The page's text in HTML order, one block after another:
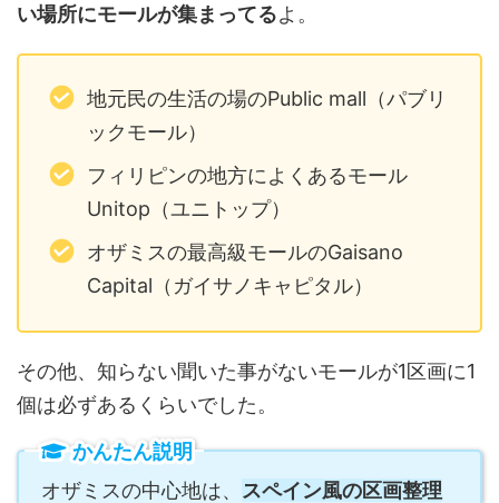
い場所にモールが集まってるよ。
地元民の生活の場のPublic mall（パブリ
ックモール）
フィリピンの地方によくあるモール
Unitop（ユニトップ）
オザミスの最高級モールのGaisano
Capital（ガイサノキャピタル）
その他、知らない聞いた事がないモールが1区画に1
個は必ずあるくらいでした。
かんたん説明
オザミスの中心地は、 スペイン風の区画整理